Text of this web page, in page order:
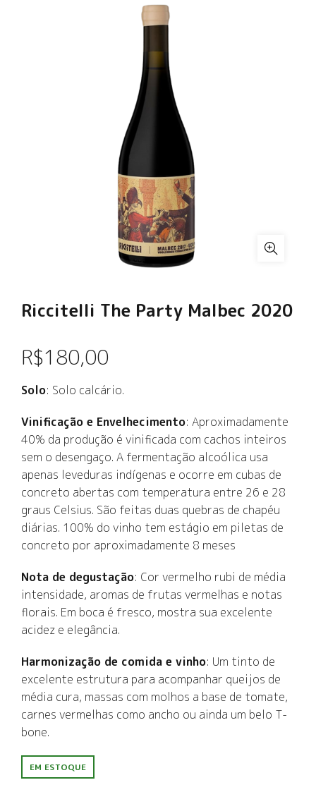
Riccitelli The Party Malbec 2020
R$180,00
Solo: Solo calcário.
Vinificação e Envelhecimento: Aproximadamente
40% da produção é vinificada com cachos inteiros
sem o desengaço. A fermentação alcoólica usa
apenas leveduras indígenas e ocorre em cubas de
concreto abertas com temperatura entre 26 e 28
graus Celsius. São feitas duas quebras de chapéu
diárias. 100% do vinho tem estágio em piletas de
concreto por aproximadamente 8 meses
Nota de degustação: Cor vermelho rubi de média
intensidade, aromas de frutas vermelhas e notas
florais. Em boca é fresco, mostra sua excelente
acidez e elegância.
Harmonização de comida e vinho: Um tinto de
excelente estrutura para acompanhar queijos de
média cura, massas com molhos a base de tomate,
carnes vermelhas como ancho ou ainda um belo T-
bone.
EM ESTOQUE